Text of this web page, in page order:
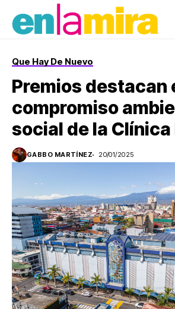
Que Hay De Nuevo
Premios destacan
compromiso
social de la
GABBO MARTÍNEZ 20/01/2025